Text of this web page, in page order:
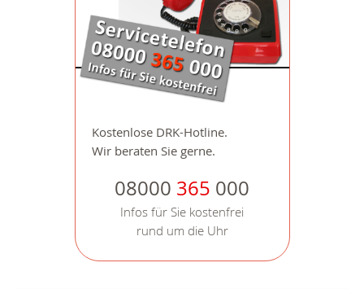
Kostenlose DRK-Hotline.
Wir beraten Sie gerne.
08000 365 000
Infos für Sie kostenfrei
rund um die Uhr